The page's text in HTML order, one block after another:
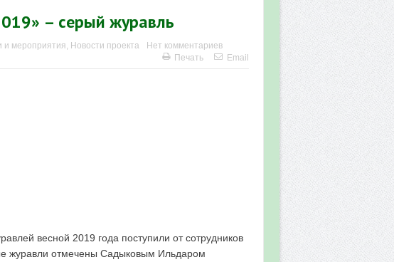
– серый журавль
и мероприятия, Новости проекта
Нет комментариев
Печать
Email
весной 2019 года поступили от сотрудников
журавли отмечены Садыковым Ильдаром